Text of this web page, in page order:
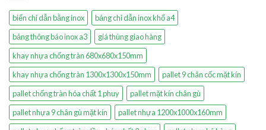
biển chỉ dẫn bằng inox
bảng chỉ dẫn inox khổ a4
bảng thông báo inox a3
giá thùng giao hàng
khay nhựa chống tràn 680x680x150mm
khay nhựa chống tràn 1300x1300x150mm
pallet 9 chân cốc mặt kín
pallet chống tràn hóa chất 1 phuy
pallet mặt kín chân gù
pallet nhựa 9 chân gù mặt kín
pallet nhựa 1200x1000x160mm